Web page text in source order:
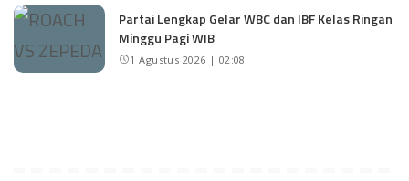
Partai Lengkap Gelar WBC dan IBF Kelas Ringan
Minggu Pagi WIB
1 Agustus 2026 | 02:08